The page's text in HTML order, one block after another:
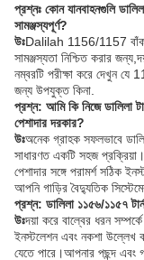
প্রশ্নঃ কোন যানবাহনগুলি
সামঞ্জস্যপূর্ণ?
উঃDalilah 1156/1157 বাঁক
সামঞ্জস্যতা নিশ্চিত করার
নম্বরটি পরীক্ষা করে দেখুন
জন্য উপযুক্ত কিনা.
প্রশ্ন: আমি কি নিজে ডালিলা
পেশাদার দরকার?
উঃঅনেক গ্রাহক সফলভাবে
সাধারণত একটি সহজ
পেশাদার সঙ্গে পরামর্শ সঠিক
আপনি গাড়ির বৈদ্যুতিক
প্রশ্ন: ডালিলা ১১৫৬/১১৫৭
উঃদয়া করে বাল্বের ধরন
ইনস্টলেশন এবং নকশা উল্লেখ
যেতে পারে।আপনার পছন্দ এবং